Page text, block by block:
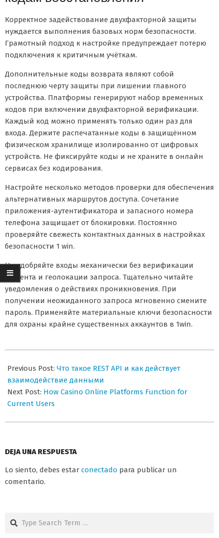
Корректное задействование двухфакторной защиты
нуждается выполнения базовых норм безопасности.
Грамотный подход к настройке предупреждает потерю
подключения к критичным учёткам.
Дополнительные коды возврата являют собой
последнюю черту защиты при лишении главного
устройства. Платформы генерируют набор временных
кодов при включении двухфакторной верификации.
Каждый код можно применять только один раз для
входа. Держите распечатанные коды в защищённом
физическом хранилище изолированно от цифровых
устройств. Не фиксируйте коды и не храните в онлайн
сервисах без кодирования.
Настройте несколько методов проверки для обеспечения
альтернативных маршрутов доступа. Сочетание
приложения-аутентификатора и запасного номера
телефона защищает от блокировки. Постоянно
проверяйте свежесть контактных данных в настройках
безопасности 1 win.
Не одобряйте входы механически без верификации
момента и геолокации запроса. Тщательно читайте
уведомления о действиях проникновения. При
получении неожиданного запроса мгновенно смените
пароль. Применяйте материальные ключи безопасности
для охраны крайне существенных аккаунтов в 1win.
07-
07
Previous Post: Что такое REST API и как действует
взаимодействие данными
Next Post: How Casino Online Platforms Function for
Current Users
DEJA UNA RESPUESTA
Lo siento, debes estar conectado para publicar un
comentario.
Search